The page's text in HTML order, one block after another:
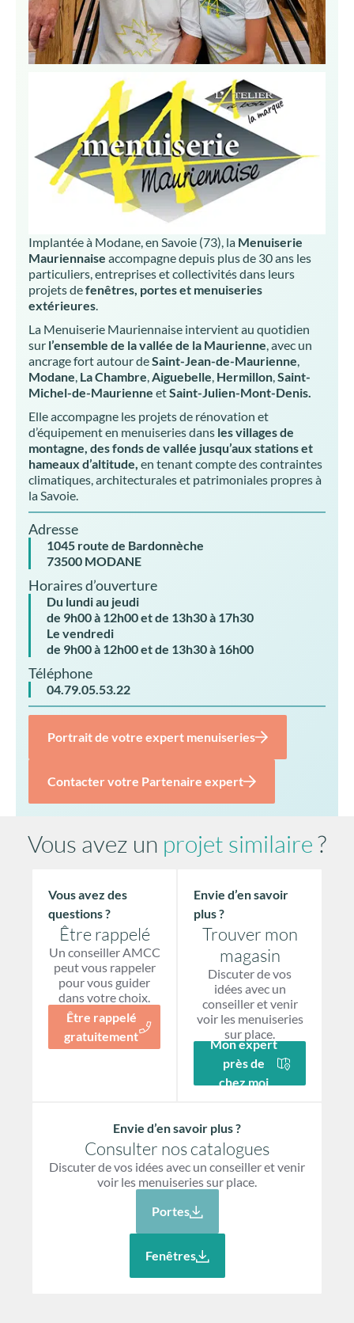
Implantée à Modane, en Savoie (73), la Menuiserie
Mauriennaise accompagne depuis plus de 30 ans les
particuliers, entreprises et collectivités dans leurs
projets defenêtres, portes et menuiseries
extérieures.
La Menuiserie Mauriennaise intervient au quotidien
sur l’ensemble de la vallée de la Maurienne, avec un
ancrage fort autour deSaint-Jean-de-Maurienne,
Modane, La Chambre,Aiguebelle, Hermillon,Saint-
Michel-de-Maurienne etSaint-Julien-Mont-Denis.
Elle accompagne les projets de rénovation et
d’équipement en menuiseries dans les villages de
montagne, des fonds de vallée jusqu’aux stations et
hameaux d’altitude, en tenant compte des contraintes
climatiques, architecturales et patrimoniales propres à
la Savoie.
Adresse
1045 route de Bardonnèche
73500 MODANE
Horaires d’ouverture
Du lundi au jeudi
de 9h00 à 12h00 et de 13h30 à 17h30
Le vendredi
de 9h00 à 12h00 et de 13h30 à 16h00
Téléphone
04.79.05.53.22
Portrait de votre expert menuiseries
Contacter votre Partenaire expert
Vous avez un projet similaire?
Vous avez des
questions ?
Être rappelé
Un conseiller AMCC
peut vous rappeler
pour vous guider
dans votre choix.
Être rappelé
gratuitement
Envie d’en savoir
plus ?
Trouver mon
magasin
Discuter de vos
idées avec un
conseiller et venir
voir les menuiseries
sur place.
Mon expert
près de
chez moi
Envie d’en savoir plus ?
Consulter nos catalogues
Discuter de vos idées avec un conseiller et venir
voir les menuiseries sur place.
Portes
Fenêtres